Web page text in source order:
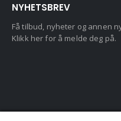
NYHETSBREV
Få tilbud, nyheter og annen
Klikk her for å melde deg på.